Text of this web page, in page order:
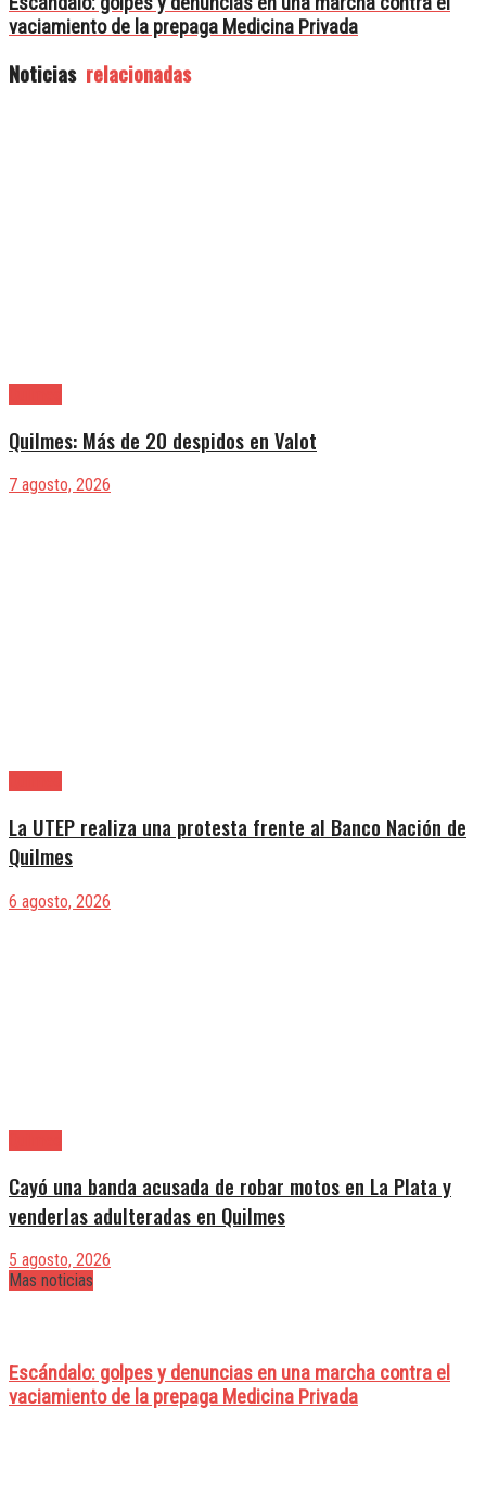
vaciamiento de la prepaga Medicina Privada
Noticias relacionadas
Quilmes: Más de 20 despidos en Valot
7 agosto, 2026
La UTEP realiza una protesta frente al Banco Nación de
Quilmes
6 agosto, 2026
Cayó una banda acusada de robar motos en La Plata y
venderlas adulteradas en Quilmes
5 agosto, 2026
Mas noticias
Escándalo: golpes y denuncias en una marcha contra el
vaciamiento de la prepaga Medicina Privada